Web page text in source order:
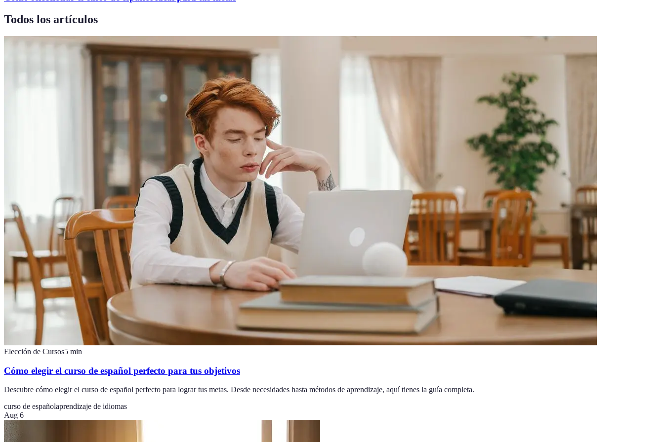
Todos los artículos
Elección de Cursos5 min
Cómo elegir el curso de español perfecto para tus objetivos
Descubre cómo elegir el curso de español perfecto para lograr tus metas. Desde necesidades hasta métodos de aprendizaje, aquí tienes la guía completa.
curso de españolaprendizaje de idiomas
Aug 6